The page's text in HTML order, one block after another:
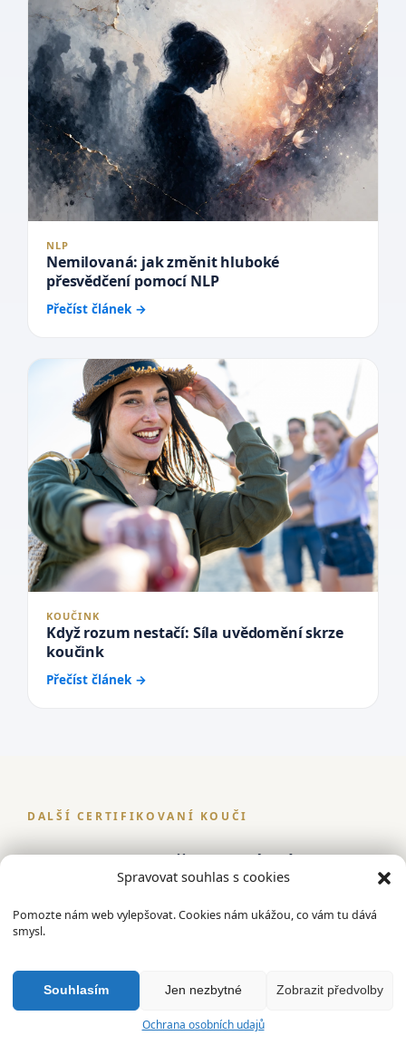
Spravovat souhlas s cookies
Pomozte nám web vylepšovat. Cookies nám ukážou, co vám tu dává
smysl.
Souhlasím Jen nezbytné Zobrazit předvolby
Ochrana osobních udajů
NLP
Nemilovaná: jak změnit hluboké
přesvědčení pomocí NLP
Přečíst článek →
KOUČINK
Když rozum nestačí: Síla uvědomění skrze
koučink
Přečíst článek →
DALŠÍ CERTIFIKOVANÍ KOUČI
Vyberte si kouče, který Vám